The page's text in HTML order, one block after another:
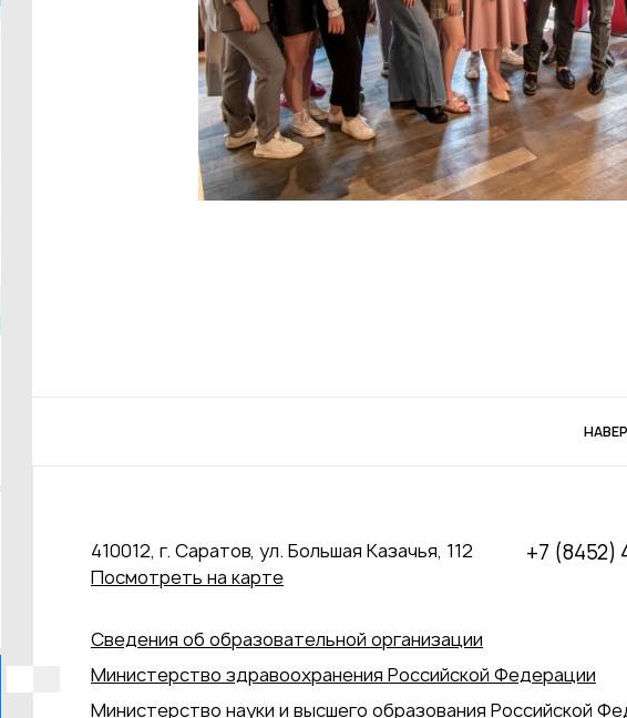
410012, г. Саратов, ул. Большая Казачья, 112
Посмотреть на карте
+7 (8452)
Сведения об образовательной организации
Министерство здравоохранения Российской Федерации
Министерство науки и высшего образования Российской